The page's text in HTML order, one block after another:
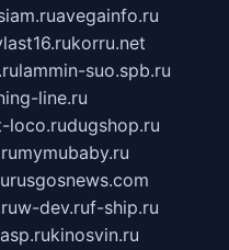
avegainfo.ru
korru.net
lammin-suo.spb.ru
line.ru
loco.rudugshop.ru
mymubaby.ru
rusgosnews.com
w-dev.ruf-ship.ru
kinosvin.ru